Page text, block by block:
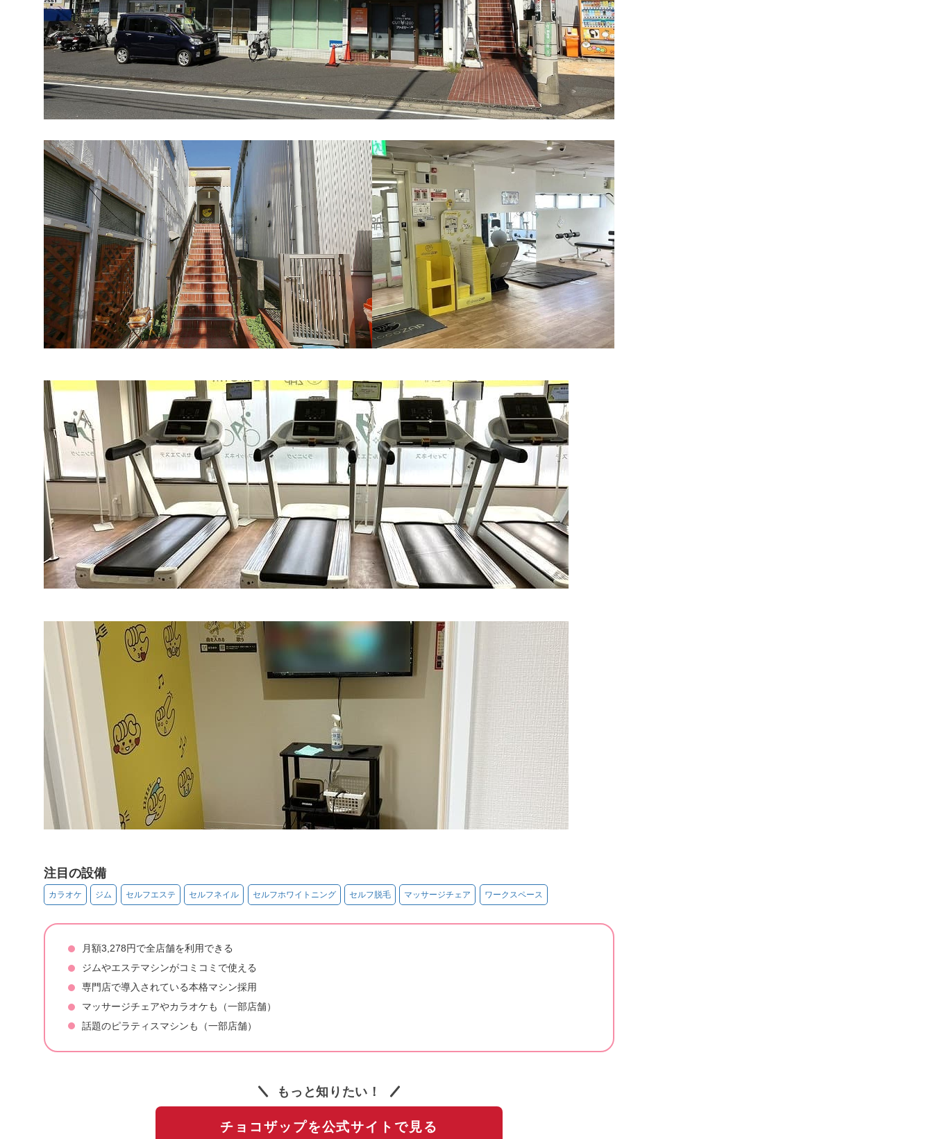
注目の設備
カラオケ ジム セルフエステ セルフネイル セルフホワイトニング セルフ脱毛 マッサージチェア ワークスペース
月額3,278円で全店舗を利用できる
ジムやエステマシンがコミコミで使える
専門店で導入されている本格マシン採用
マッサージチェアやカラオケも（一部店舗）
話題のピラティスマシンも（一部店舗）
もっと知りたい！
チョコザップを公式サイトで見る